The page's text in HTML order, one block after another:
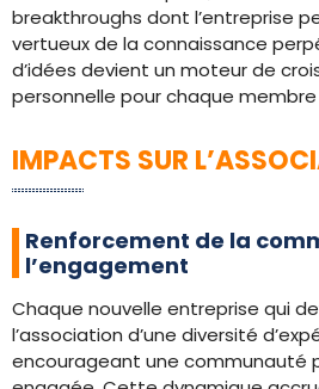
breakthroughs dont l’entreprise
vertueux de la connaissance
d’idées devient un moteur de
personnelle pour chaque membre
IMPACTS SUR
Renforcement de la
l’engagement
Chaque nouvelle entreprise qui
l’association d’une diversité
encourageant une communauté